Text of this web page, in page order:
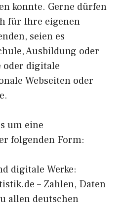
konnte. Gerne dürfen
für Ihre eigenen
seien es
Ausbildung oder
oder digitale
Webseiten oder
um eine
folgenden Form:
digitale Werke:
– Zahlen, Daten
allen deutschen